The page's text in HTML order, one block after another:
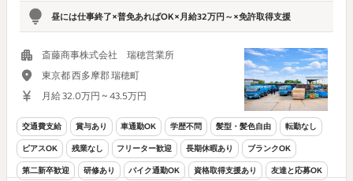
昼には仕事終了×普免あればOK×月給32万円～×免許取得支援
斎藤商事株式会社 瑞穂営業所
東京都 西多摩郡 瑞穂町
月給 32.0万円 ~ 43.5万円
交通費支給 賞与あり 車通勤OK 学歴不問 髪型・髪色自由 転勤なし
ピアスOK 残業なし フリーター歓迎 長期休暇あり ブランクOK
第二新卒歓迎 研修あり バイク通勤OK 資格取得支援あり 友達と応募OK